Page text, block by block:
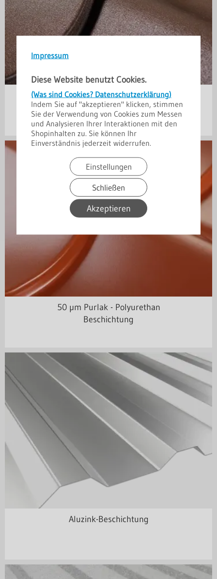
Impressum
Diese Website benutzt Cookies.
(Was sind Cookies? Datenschutzerklärung)
Indem Sie auf "akzeptieren" klicken, stimmen
Sie der Verwendung von Cookies zum Messen
und Analysieren Ihrer Interaktionen mit den
Shopinhalten zu. Sie können Ihr
Einverständnis jederzeit widerrufen.
Einstellungen
Schließen
Akzeptieren
35 µm Polyester-Beschichtung
Matt-Grobkörnig
50 µm Purlak - Polyurethan
Beschichtung
Aluzink-Beschichtung